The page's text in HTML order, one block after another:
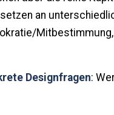
an
Designfragen: